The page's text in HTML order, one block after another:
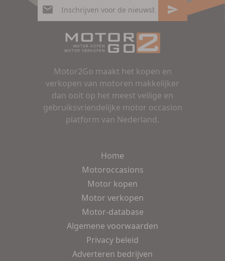
Motor2Go maakt het kopen en
verkopen van motoren makkelijker
dan ooit op het meest veilige en
gebruiksvriendelijke motor occasion
platform van Nederland.
Home
Motoroccasions
Motor kopen
Motor verkopen
Motor-database
Algemene voorwaarden
Privacy beleid
Adverteren bedrijven